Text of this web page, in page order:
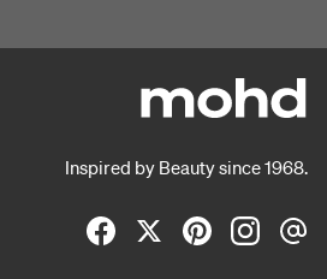
Inspired by Beauty since 1968.